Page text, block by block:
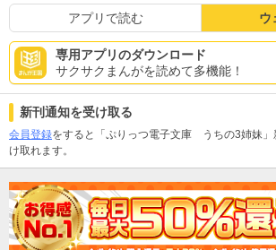
アプリで読む ウ
専用アプリのダウンロード
サクサクまんがを読めて多機能！
新刊通知を受け取る
会員登録をすると「ぷりっつ電子文庫 うちの3姉妹」
け取れます。